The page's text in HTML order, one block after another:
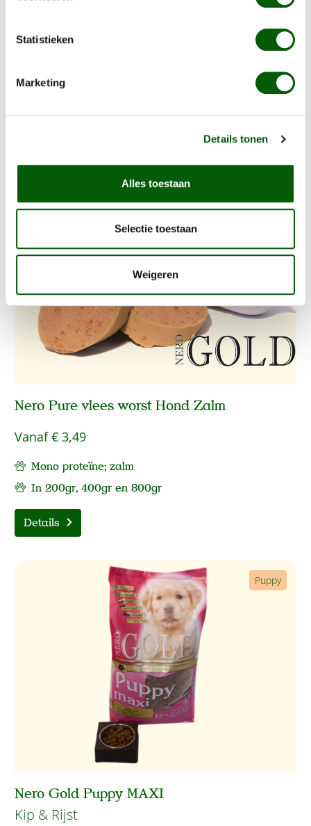
Statistieken
Marketing
Details tonen
Alles toestaan
Selectie toestaan
Weigeren
Ondersteunt gezondheid en immuun
Nero Pure vlees worst Hond Zalm
Vanaf€ 3,49
Mono proteïne; zalm
In 200gr, 400gr en 800gr
Details
Puppy
Nero Gold Puppy MAXI
Kip & Rijst